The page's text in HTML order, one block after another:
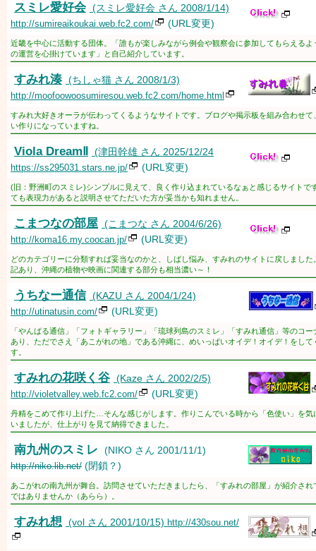
スミレ愛好会 (スミレ愛好会 さん 2008/1/14)
http://sumireaikoukai.web.fc2.com/ (URL変更)
近畿を中心に活動する団体。「誰もが楽しみながら例会や観察会に参加してもらえるよ
の運営を心掛けています」と自己紹介しています。
すみれ湊 (ちしゃ猫 さん 2008/1/3)
http://moofoowoosumiresou.web.fc2.com/home.html
すみれ大好きオーラが伝わってくるようなサイトです。ブログや掲示板を組み合わせて
い作りになっていますね。
Viola DreamⅡ (津田幹雄 さん 2025/12/24
https://ss295031.stars.ne.jp/ (URL変更)
(旧：野洲町のスミレ)シンプルに見えて、良く作り込まれているなぁと感じるサイトで
ても表現力があると説明させてただいた方が妥当かも知れません。
こまつなの部屋 (こまつな さん 2004/6/26)
http://koma16.my.coocan.jp/ (URL変更)
どのカテゴリーに分類すれば妥当なのかと、しばし悩み、すみれのサイトに戻しました
記あり、沖縄の植物や映画に関連する部分も相当濃い～！
うちなー通信 (KAZU さん 2004/1/24)
http://utinatusin.com/ (URL変更)
「やんばる通信」「フォトギャラリー」「琉球列島のスミレ」「すみれ通信」等のコー
あり、ただでさえ「あこがれの地」である沖縄に、めいっぱいオイデ！オイデ！をして
す。
すみれの花咲く谷 (Kaze さん 2002/2/5)
http://violetvalley.web.fc2.com/ (URL変更)
丹精をこめて作り上げた…そんな感じがします。作りこんでいる時から「色使い」を気
いましたが、仕上がりを見て納得できました。
南九州のスミレ (NIKO さん 2001/11/1)
http://niko.lib.net/ (閉鎖？)
あこがれの南九州が舞台。訪問させていただきましたら、「すみれの部屋」が紹介され
ではありませんか（あらら）。
すみれ想 (vol さん 2001/10/15) http://430sou.net/